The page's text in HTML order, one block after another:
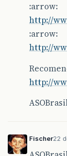
:arrow:
http://
:arrow:
http://
http://
Fischer22